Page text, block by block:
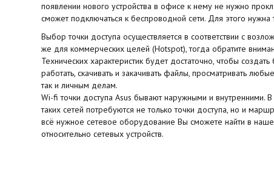
появлении нового устройства в офисе к нему не нужно
сможет подключаться к беспроводной сети. Для этого
Выбор точки доступа осуществляется в соответствии с
же для коммерческих целей (Hotspot), тогда обратите
Технических характеристик будет достаточно, чтобы
работать, скачивать и закачивать файлы, просматривать
так и личным делам.
Wi-fi точки доступа Asus бывают наружными и
таких сетей потребуются не только точки доступа, но и
всё нужное сетевое оборудование Вы сможете найти в
относительно сетевых устройств.